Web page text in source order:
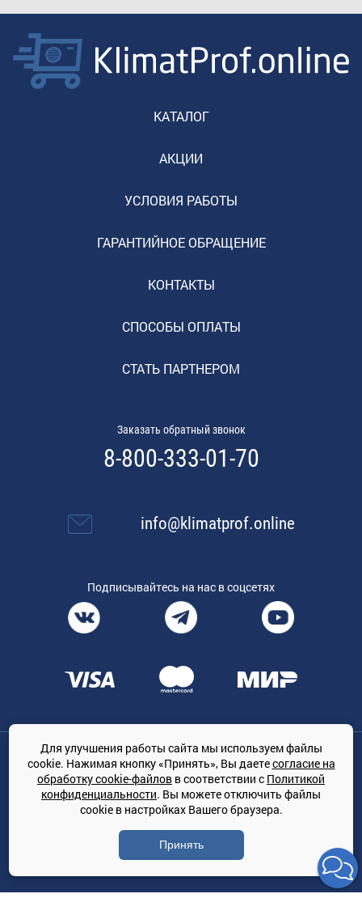
КАТАЛОГ
АКЦИИ
УСЛОВИЯ РАБОТЫ
ГАРАНТИЙНОЕ ОБРАЩЕНИЕ
КОНТАКТЫ
СПОСОБЫ ОПЛАТЫ
СТАТЬ ПАРТНЕРОМ
Заказать обратный звонок
8-800-333-01-70
info@klimatprof.online
Подписывайтесь на нас в соцсетях
Общество с ограниченной ответственностью «ТРЕЙДКОН», ОГРН:
1167847364079, 197022, г. Санкт-Петербург, проспект Медиков, 7
КЛИМАТПРОФ.ONLINE - оптовая продажа кондиционеров и
климатической техники на территории РФ
© Сайт принадлежит ООО «ТРЕЙДКОН»
Политика конфиденциальности
Для улучшения работы сайта мы используем файлы
cookie. Нажимая кнопку «Принять», Вы даетесогласие на
обработку cookie-файлов в соответствии с Политикой
конфиденциальности. Вы можете отключить файлы
cookie в настройках Вашего браузера.
Принять